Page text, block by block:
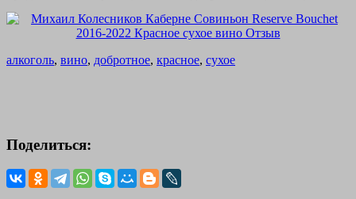
алкоголь, вино, добротное, красное, сухое
Поделиться: